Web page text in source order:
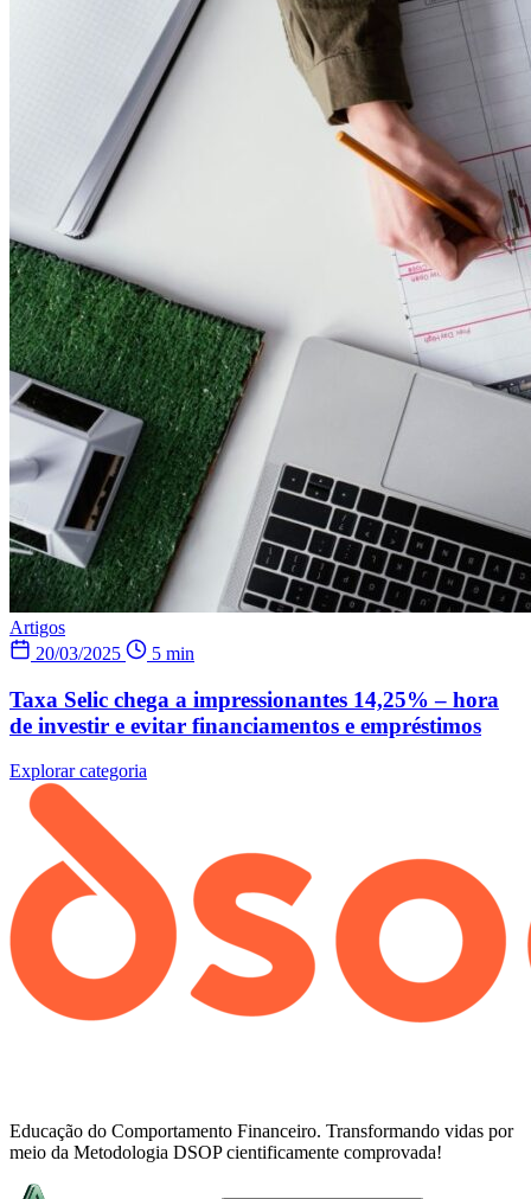
Artigos
20/03/2025
5 min
Taxa Selic chega a impressionantes 14,25% – hora
de investir e evitar financiamentos e empréstimos
Explorar categoria
Educação do Comportamento Financeiro. Transformando vidas por
meio da Metodologia DSOP cientificamente comprovada!